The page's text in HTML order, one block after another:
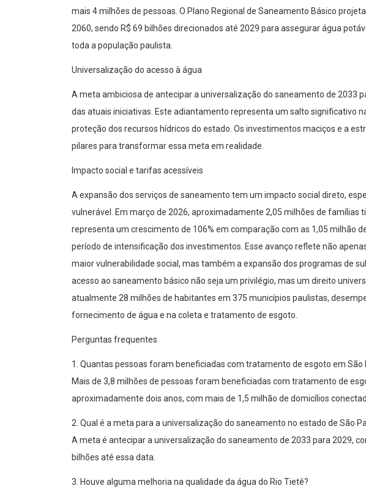
mais 4 milhões de pessoas. O Plano Regional de Saneamento Básico
2060, sendo R$ 69 bilhões direcionados até 2029 para assegurar água
toda a população paulista.
Universalização do acesso à água
A meta ambiciosa de antecipar a universalização do saneamento de 2033
das atuais iniciativas. Este adiantamento representa um salto significativo
proteção dos recursos hídricos do estado. Os investimentos maciços e a
pilares para transformar essa meta em realidade.
Impacto social e tarifas acessíveis
A expansão dos serviços de saneamento tem um impacto social direto,
vulnerável. Em março de 2026, aproximadamente 2,05 milhões de famílias
representa um crescimento de 106% em comparação com as 1,05 milhão
período de intensificação dos investimentos. Esse avanço reflete não
maior vulnerabilidade social, mas também a expansão dos programas de
acesso ao saneamento básico não seja um privilégio, mas um direito
atualmente 28 milhões de habitantes em 375 municípios paulistas,
fornecimento de água e na coleta e tratamento de esgoto.
Perguntas frequentes
1. Quantas pessoas foram beneficiadas com tratamento de esgoto em São
Mais de 3,8 milhões de pessoas foram beneficiadas com tratamento de
aproximadamente dois anos, com mais de 1,5 milhão de domicílios
2. Qual é a meta para a universalização do saneamento no estado de São
A meta é antecipar a universalização do saneamento de 2033 para 2029,
bilhões até essa data.
3. Houve alguma melhoria na qualidade da água do Rio Tietê?